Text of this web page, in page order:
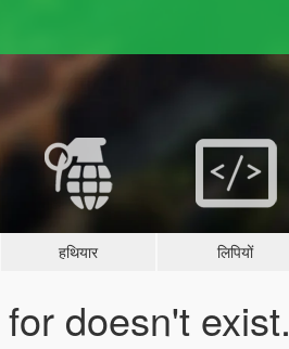
हथियार लिपियों
doesn't exist.